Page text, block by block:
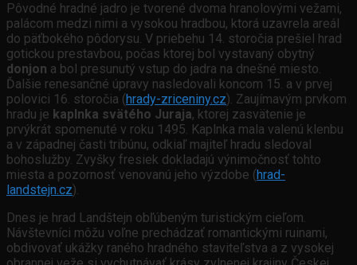
Pôvodné hradné jadro je tvorené dvoma hranolovými vežami,
palácom medzi nimi a vysokou hradbou, ktorá uzavrela areál
do päťbokého pôdorysu. V priebehu 14. storočia prešiel hrad
gotickou prestavbou, počas ktorej bol vystavaný obytný
donjon a bol presunutý vstup do jadra na dnešné miesto.
Ďalšie renesančné úpravy nasledovali koncom 15. a v prvej
polovici 16. storočia (hrady-zriceniny.cz). Zaujímavým prvkom
hradu je kaplnka svätého Juraja, ktorej zasvätenie je
prvýkrát spomenuté v roku 1495. Kaplnka mala valenú klenbu
a v západnej časti tribúnu, odkiaľ majiteľ hradu sledoval
bohoslužby. Zvyšky fresiek dokladajú výnimočnosť tohto
miesta a pozornosť venovanú jeho výzdobe (hrad-
landstejn.cz).
Dnes je hrad Landštejn obľúbeným turistickým cieľom.
Návštevníci môžu voľne prechádzať romantickými ruinami,
obdivovať ukážky raného hradného staviteľstva a z vysokej